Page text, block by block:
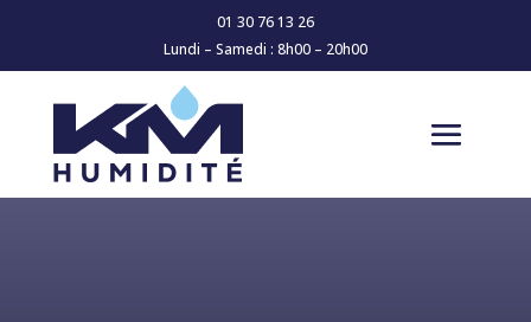
01 30 76 13 26
Lundi – Samedi : 8h00 – 20h00